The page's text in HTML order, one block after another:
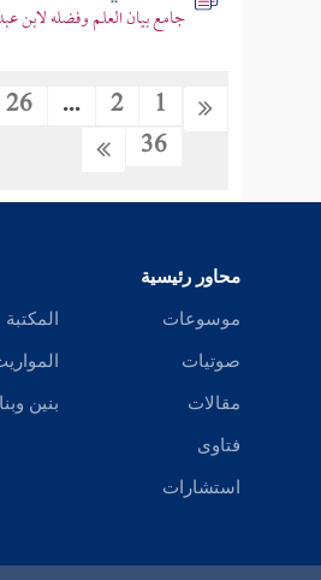
جامع بيان العلم وفضله لابن
1
2
...
26
36
محاور رئيسية
موسوعات
صوتيات
مقالات
فتاوى
استشارات
المكتبة
بنين